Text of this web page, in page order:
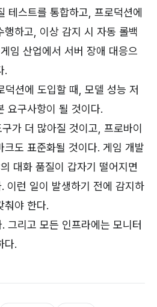
테스트를 통합하고, 프로덕션에
행하고, 이상 감지 시 자동 롤백
임 산업에서 서버 장애 대응으
.
덕션에 도입할 때, 모델 성능 저
요구사항이 될 것이다.
가 더 많아질 것이고, 프로바이
크도 표준화될 것이다. 게임 개발
대화 품질이 갑자기 떨어지면
이런 일이 발생하기 전에 감지하
춰야 한다.
그리고 모든 인프라에는 모니터
다.